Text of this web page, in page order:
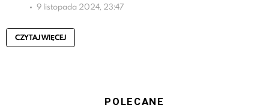
9 listopada 2024, 23:47
CZYTAJ WIĘCEJ
POLECANE